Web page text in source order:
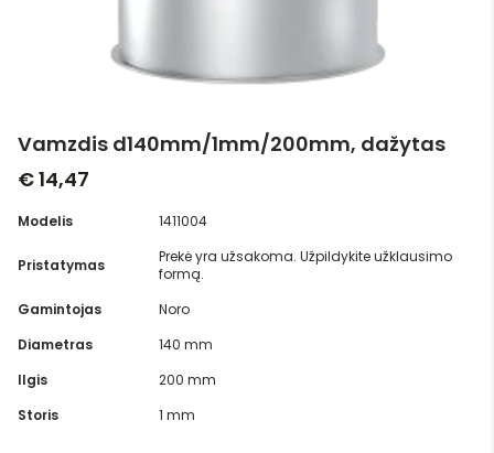
Vamzdis d140mm/1mm/200mm, dažytas
€ 14,47
Modelis 1411004
Pristatymas
Prekė yra užsakoma. Užpildykite užklausimo
formą.
Gamintojas
Noro
Diametras
140 mm
Ilgis
200 mm
Storis
1 mm